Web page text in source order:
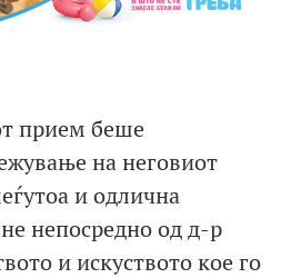
прием беше
на неговиот
и одлична
непосредно од д-р
и искуството кое го